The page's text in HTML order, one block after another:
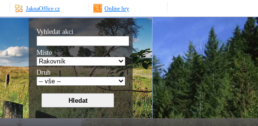
JaknaOffice.cz Online hry
Vyhledat akci
Místo
Druh